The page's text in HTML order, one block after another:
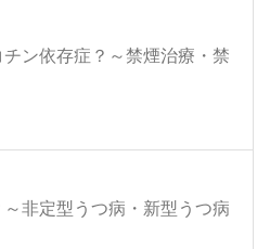
ン依存症？～禁煙治療・禁
～非定型うつ病・新型うつ病